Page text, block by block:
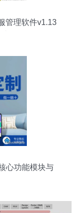
管理软件v1.13
心功能模块与